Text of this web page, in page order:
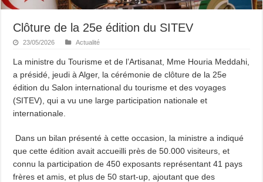
Clôture de la 25e édition du SITEV
23/05/2026 Actualité
La ministre du Tourisme et de l’Artisanat, Mme Houria Meddahi,
a présidé, jeudi à Alger, la cérémonie de clôture de la 25e
édition du Salon international du tourisme et des voyages
(SITEV), qui a vu une large participation nationale et
internationale.
Dans un bilan présenté à cette occasion, la ministre a indiqué
que cette édition avait accueilli près de 50.000 visiteurs, et
connu la participation de 450 exposants représentant 41 pays
frères et amis, et plus de 50 start-up, ajoutant que des